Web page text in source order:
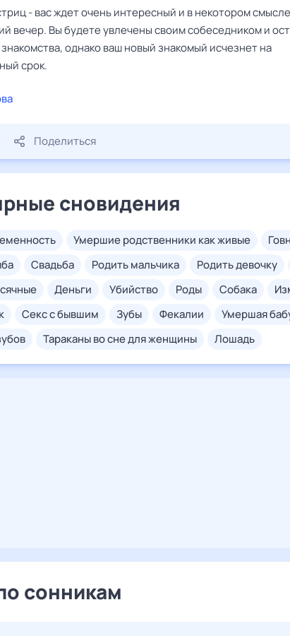
- вас ждет очень интересный и в некотором смысле
вечер. Вы будете увлечены своим собеседником и
однако ваш новый знакомый исчезнет на
срок.
Поделиться
сновидения
умершие родственники как живые
свадьба родить мальчика родить девочку
деньги убийство роды собака
секс с бывшим зубы фекалии
умершая
тараканы во сне для женщины лошадь
сонникам